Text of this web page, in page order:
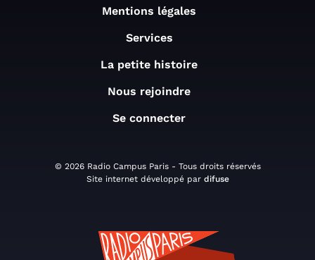
Mentions légales
Services
La petite histoire
Nous rejoindre
Se connecter
© 2026 Radio Campus Paris - Tous droits réservés
Site internet développé par difuse